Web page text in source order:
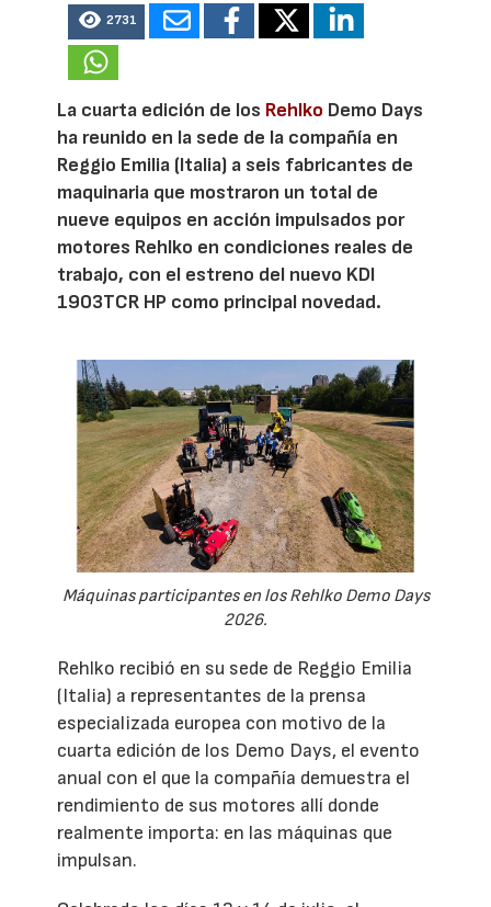
2731
La cuarta edición de los Rehlko Demo Days
ha reunido en la sede de la compañía en
Reggio Emilia (Italia) a seis fabricantes de
maquinaria que mostraron un total de
nueve equipos en acción impulsados por
motores Rehlko en condiciones reales de
trabajo, con el estreno del nuevo KDI
1903TCR HP como principal novedad.
Máquinas participantes en los Rehlko Demo Days
2026.
Rehlko recibió en su sede de Reggio Emilia
(Italia) a representantes de la prensa
especializada europea con motivo de la
cuarta edición de los Demo Days, el evento
anual con el que la compañía demuestra el
rendimiento de sus motores allí donde
realmente importa: en las máquinas que
impulsan.